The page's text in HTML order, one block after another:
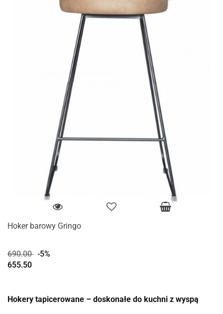
Hoker barowy Gringo
690.00 -5%
655.50
Hokery tapicerowane – doskonałe do kuchni z wyspą